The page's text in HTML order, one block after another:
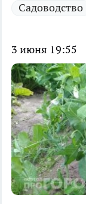
Садоводство
3 июня 19:55